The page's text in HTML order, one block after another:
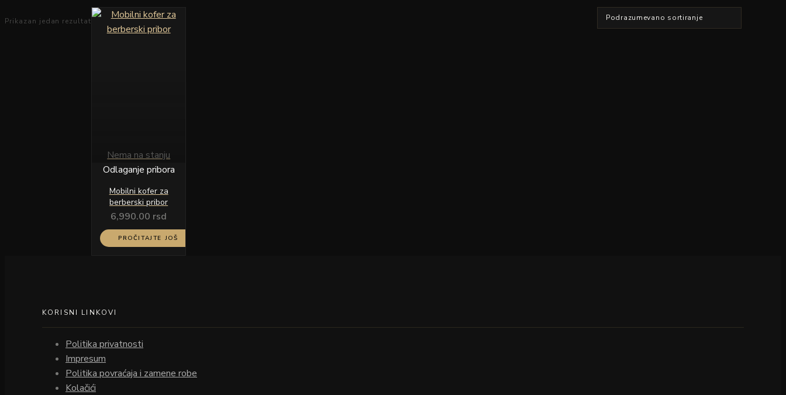
Prikazan jedan rezultat
Nema na stanju
Odlaganje pribora
Mobilni kofer za
berberski pribor
6,990.00 rsd
PROČITAJTE JOŠ
KORISNI LINKOVI
Politika privatnosti
Impresum
Politika povraćaja i zamene robe
Kolačići